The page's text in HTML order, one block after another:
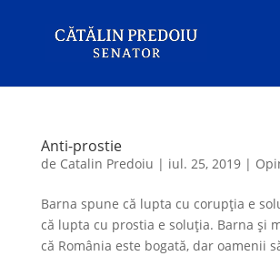
Anti-prostie
de Catalin Predoiu | iul. 25, 2019|
Barna spune că lupta cu corupția e
că lupta cu prostia e soluția. Barna și
că România este bogată, dar oamenii